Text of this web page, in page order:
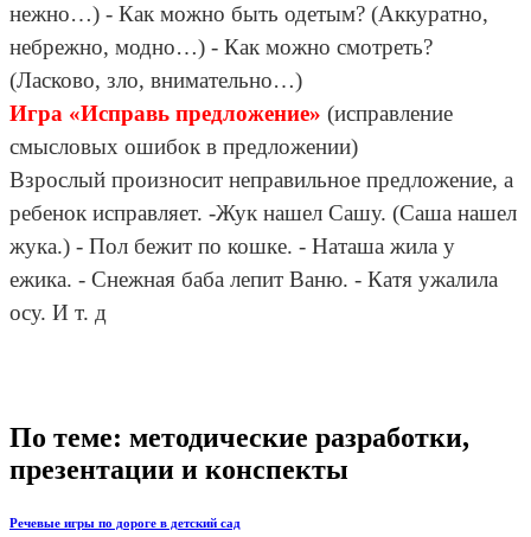
нежно…) - Как можно быть одетым? (Аккуратно,
небрежно, модно…) - Как можно смотреть?
(Ласково, зло, внимательно…)
Игра «Исправь предложение» (исправление
смысловых ошибок в предложении)
Взрослый произносит неправильное предложение, а
ребенок исправляет. -Жук нашел Сашу. (Саша нашел
жука.) - Пол бежит по кошке. - Наташа жила у
ежика. - Снежная баба лепит Ваню. - Катя ужалила
осу. И т. д
По теме: методические разработки,
презентации и конспекты
Речевые игры по дороге в детский сад